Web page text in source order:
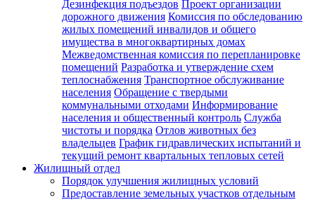
Дезинфекция подъездов Проект организации
дорожного движения Комиссия по обследованию
жилых помещений инвалидов и общего
имущества в многоквартирных домах
Межведомственная комиссия по перепланировке
помещений Разработка и утверждение схем
теплоснабжения Транспортное обслуживание
населения Обращение с твердыми
коммунальными отходами Информирование
населения и общественный контроль Служба
чистоты и порядка Отлов животных без
владельцев График гидравлических испытаний и
текущий ремонт квартальных тепловых сетей
Жилищный отдел
Порядок улучшения жилищных условий
Предоставление земельных участков отдельным